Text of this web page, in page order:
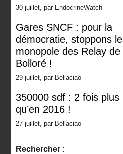
30 juillet, par EndocrineWatch
Gares SNCF : pour la
démocratie, stoppons le
monopole des Relay de
Bolloré !
29 juillet, par Bellaciao
350000 sdf : 2 fois plus
qu’en 2016 !
27 juillet, par Bellaciao
Rechercher :